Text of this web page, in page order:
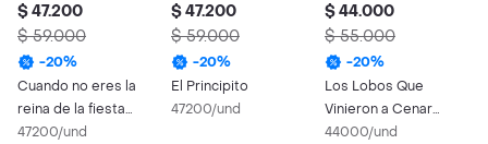
$ 47.200
$ 59.000
-20%
Cuando no eres la
reina de la fiesta
precisamente
47200/und
$ 47.200
$ 59.000
-20%
El Principito
47200/und
$ 44.000
$ 55.000
-20%
Los Lobos Que
Vinieron a Cenar
Beascoa
44000/und